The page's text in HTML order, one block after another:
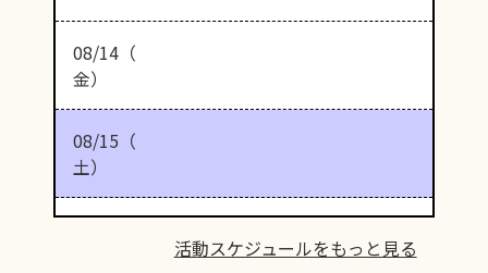
08/14（
金）
08/15（
土）
活動スケジュールをもっと見る